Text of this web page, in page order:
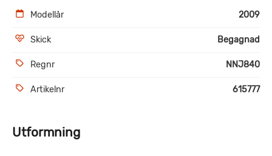
Modellår 2009
Skick Begagnad
Regnr NNJ840
Artikelnr 615777
Utformning